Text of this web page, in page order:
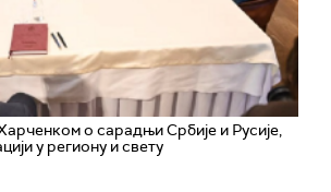
о сарадњи Србије и Русије,
у региону и свету